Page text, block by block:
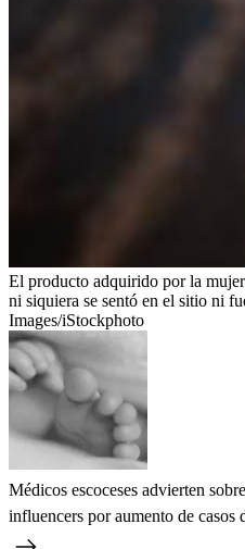
El producto adquirido por la
ni siquiera se sentó en el sitio ni
Images/iStockphoto
Médicos escoceses advierten
influencers por aumento de casos